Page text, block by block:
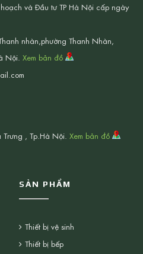
và Đầu tư TP Hà Nội cấp ngày
nhàn,phường Thanh Nhàn,
Nội. Xem bản đồ
, Tp.Hà Nội. Xem bản đồ
SẢN PHẨM
Thiết bị vệ sinh
Thiết bị bếp